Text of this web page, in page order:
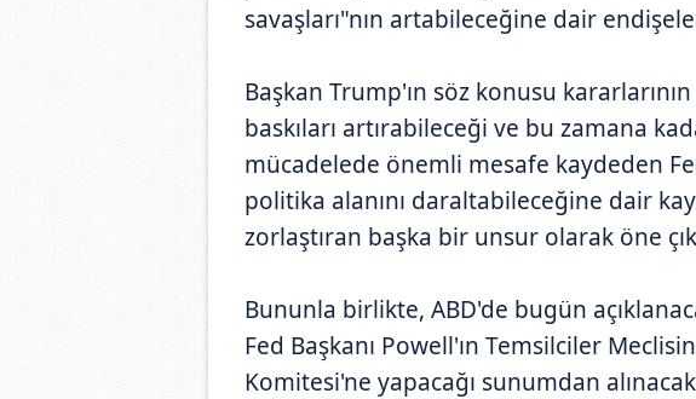
savaşları"nın artabileceğine dair
Başkan Trump'ın söz konusu
baskıları artırabileceği ve bu zamana
mücadelede önemli mesafe kaydeden
politika alanını daraltabileceğine dair
zorlaştıran başka bir unsur olarak öne
Bununla birlikte, ABD'de bugün
Fed Başkanı Powell'ın Temsilciler
Komitesi'ne yapacağı sunumdan